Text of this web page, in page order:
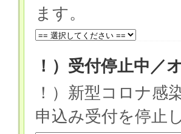
ます。
！）受付停止中／
！）新型コロナ感
申込み受付を停止